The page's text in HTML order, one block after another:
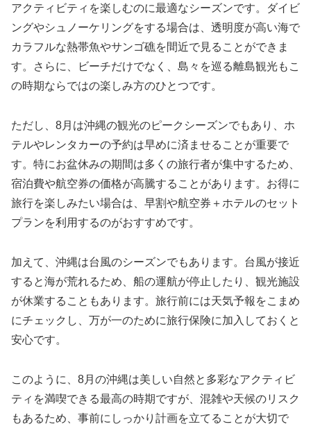
アクティビティを楽しむのに最適なシーズンです。ダイビ
ングやシュノーケリングをする場合は、透明度が高い海で
カラフルな熱帯魚やサンゴ礁を間近で見ることができま
す。さらに、ビーチだけでなく、島々を巡る離島観光もこ
の時期ならではの楽しみ方のひとつです。
ただし、8月は沖縄の観光のピークシーズンでもあり、ホ
テルやレンタカーの予約は早めに済ませることが重要で
す。特にお盆休みの期間は多くの旅行者が集中するため、
宿泊費や航空券の価格が高騰することがあります。お得に
旅行を楽しみたい場合は、早割や航空券＋ホテルのセット
プランを利用するのがおすすめです。
加えて、沖縄は台風のシーズンでもあります。台風が接近
すると海が荒れるため、船の運航が停止したり、観光施設
が休業することもあります。旅行前には天気予報をこまめ
にチェックし、万が一のために旅行保険に加入しておくと
安心です。
このように、8月の沖縄は美しい自然と多彩なアクティビ
ティを満喫できる最高の時期ですが、混雑や天候のリスク
もあるため、事前にしっかり計画を立てることが大切で